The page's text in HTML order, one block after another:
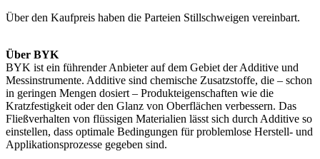
Über den Kaufpreis haben die Parteien Stillschweigen vereinbart.
Über BYK
BYK ist ein führender Anbieter auf dem Gebiet der Additive und
Messinstrumente. Additive sind chemische Zusatzstoffe, die – schon
in geringen Mengen dosiert – Produkteigenschaften wie die
Kratzfestigkeit oder den Glanz von Oberflächen verbessern. Das
Fließverhalten von flüssigen Materialien lässt sich durch Additive so
einstellen, dass optimale Bedingungen für problemlose Herstell- und
Applikationsprozesse gegeben sind.